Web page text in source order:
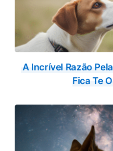
A Incrível Razão
Fica Te